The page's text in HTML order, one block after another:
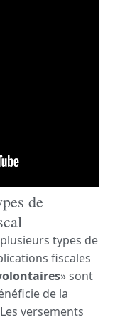
de
types de
fiscales
» sont
de la
versements